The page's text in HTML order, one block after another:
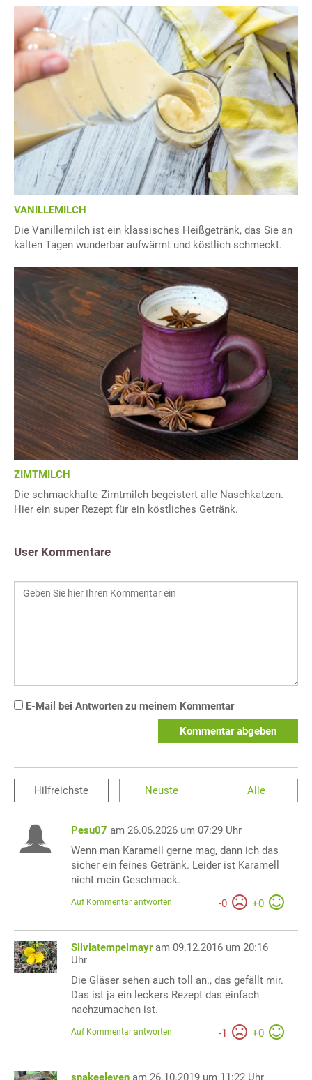
VANILLEMILCH
Die Vanillemilch ist ein klassisches Heißgetränk, das Sie an
kalten Tagen wunderbar aufwärmt und köstlich schmeckt.
ZIMTMILCH
Die schmackhafte Zimtmilch begeistert alle Naschkatzen.
Hier ein super Rezept für ein köstliches Getränk.
User Kommentare
E-Mail bei Antworten zu meinem Kommentar
Kommentar abgeben
Hilfreichste Neuste Alle
Pesu07 am 26.06.2026 um 07:29 Uhr
Wenn man Karamell gerne mag, dann ich das
sicher ein feines Getränk. Leider ist Karamell
nicht mein Geschmack.
-0 +0
Auf Kommentar antworten
Silviatempelmayr am 09.12.2016 um 20:16
Uhr
Die Gläser sehen auch toll an., das gefällt mir.
Das ist ja ein leckers Rezept das einfach
nachzumachen ist.
-1 +0
Auf Kommentar antworten
snakeeleven am 26.10.2019 um 11:22 Uhr